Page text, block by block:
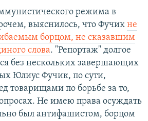
режима в
выяснилось, что Фучик не
борцом, не сказавшим
слова. "Репортаж" долгое
без нескольких завершающих
Юлиус Фучик, по сути,
товарищами по борьбе за то,
Не имею права осуждать
был антифашистом, борцом